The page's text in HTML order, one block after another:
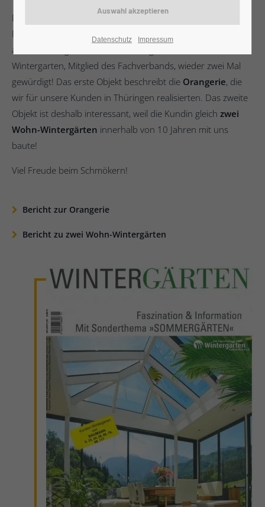
Die Zeitschrift Wintergärten, verlegt vom Wintergarten
Fachverband e.V., erscheint alle zwei Jahre. Auch in der
aktuellen Ausgabe wird die Leistung von BAUMANN
Wintergarten, Mitglied des Fachverbands, wieder zwei Mal
gewürdigt! Das erste Objekt beschreibt die Orangerie, die
wir für unsere Kunden in Thüringen realisierten. Das zweite
Objekt ist deshalb interessant, weil die Kundin gleich zwei
Wohn-Wintergärten innerhalb von 10 Jahren mit uns
baute!
Viel Freude beim Schmökern!
Bericht zur Orangerie
Bericht zu zwei Wohn-Wintergärten
Datenschutz Impressum